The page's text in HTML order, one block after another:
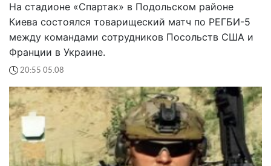
На стадионе «Спартак» в Подольском районе
Киева состоялся товарищеский матч по РЕГБИ-5
между командами сотрудников Посольств США и
Франции в Украине.
20:55 05.08